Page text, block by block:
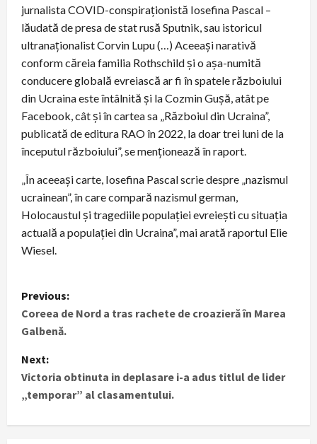
jurnalista COVID-conspiraționistă Iosefina Pascal –
lăudată de presa de stat rusă Sputnik, sau istoricul
ultranaționalist Corvin Lupu (…) Aceeași narativă
conform căreia familia Rothschild și o așa-numită
conducere globală evreiască ar fi în spatele războiului
din Ucraina este întâlnită și la Cozmin Gușă, atât pe
Facebook, cât și în cartea sa „Războiul din Ucraina”,
publicată de editura RAO în 2022, la doar trei luni de la
începutul războiului”, se menționează în raport.
„În aceeași carte, Iosefina Pascal scrie despre „nazismul
ucrainean”, în care compară nazismul german,
Holocaustul și tragediile populației evreiești cu situația
actuală a populației din Ucraina”, mai arată raportul Elie
Wiesel.
P
o
s
t
n
Previous:
Coreea de Nord a tras rachete de croazieră în Marea
Galbenă.
Next:
Victoria obtinuta in deplasare i-a adus titlul de lider
„temporar” al clasamentului.